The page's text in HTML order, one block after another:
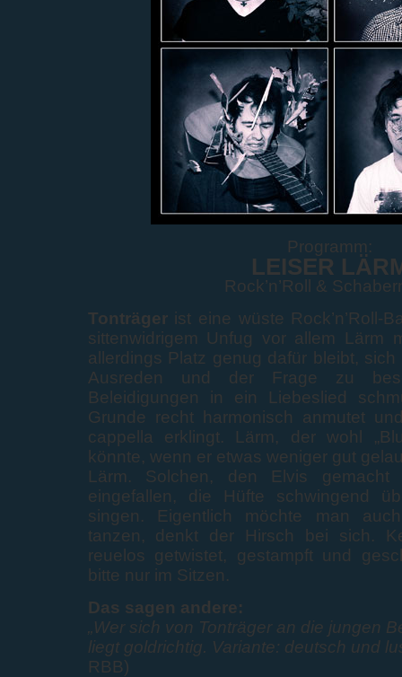
Programm:
LEISER
Rock’n’Roll &
Tonträgerist eine wüste Rock’n’Roll-
sittenwidrigem Unfug vor allem Lärm
allerdings Platz genug dafür bleibt,
Ausreden und der Frage zu
Beleidigungen in ein Liebeslied
Grunde recht harmonisch anmutet
cappella erklingt. Lärm, der wohl
könnte, wenn er etwas weniger gut
Lärm. Solchen, den Elvis
eingefallen, die Hüfte schwingend
singen. Eigentlich möchte man
tanzen, denkt der Hirsch bei sich.
reuelos getwistet, gestampft und
bitte nur im Sitzen.
Das sagen andere:
„Wer sich von Tonträger an die jungen
liegt goldrichtig. Variante: deutsch und
RBB)